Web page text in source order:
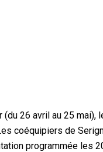
(du 26 avril au 25
coéquipiers de
programmée les